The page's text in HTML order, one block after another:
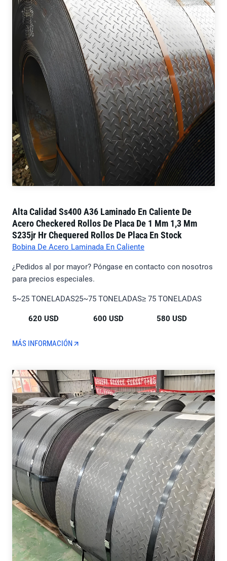
Alta Calidad Ss400 A36 Laminado En Caliente De
Acero Checkered Rollos De Placa De 1 Mm 1,3 Mm
S235jr Hr Chequered Rollos De Placa En Stock
Bobina De Acero Laminada En Caliente
¿Pedidos al por mayor? Póngase en contacto con nosotros
para precios especiales.
5~25 TONELADAS
620 USD
25~75 TONELADAS
600 USD
≥ 75 TONELADAS
580 USD
MÁS INFORMACIÓN